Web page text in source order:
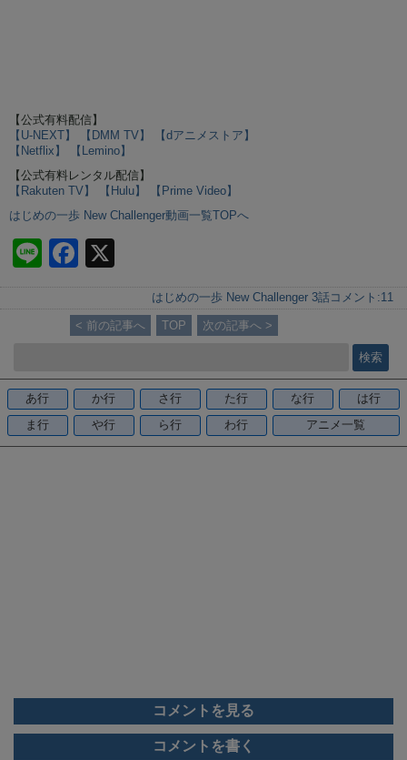
【公式有料配信】
【U-NEXT】
【DMM TV】
【dアニメストア】
【Netflix】
【Lemino】
【公式有料レンタル配信】
【Rakuten TV】
【Hulu】
【Prime Video】
はじめの一歩 New Challenger動画一覧TOPへ
Li
n
e
F
a
c
e
o
o
k
はじめの一歩 New Challenger 3話 コメント:11
< 前の記事へ TOP 次の記事へ >
あ行 か行 さ行 た行 な行
は行
ま行
や行 ら行 わ行 アニメ一覧
コメントを見る
コメントを書く